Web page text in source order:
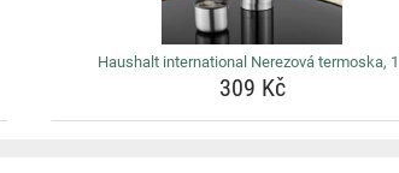
Haushalt international Nerezová termoska, 1 l
309 Kč